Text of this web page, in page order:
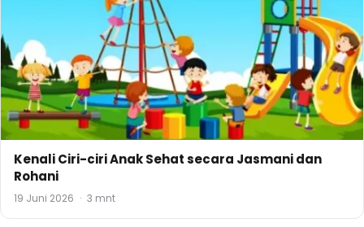
Kenali Ciri-ciri Anak Sehat secara Jasmani dan
Rohani
19 Juni 2026 · 3 mnt